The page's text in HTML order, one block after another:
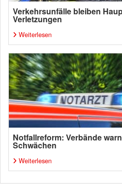
Verkehrsunfälle bleiben
Verletzungen
Weiterlesen
Notfallreform: Verbände
Schwächen
Weiterlesen